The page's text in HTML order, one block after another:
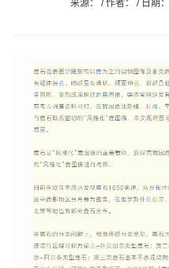
来源： / 作者： / 日期